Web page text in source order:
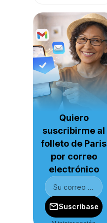
Quiero
suscribirme al
folleto de Paris
por correo
electrónico
Suscríbase